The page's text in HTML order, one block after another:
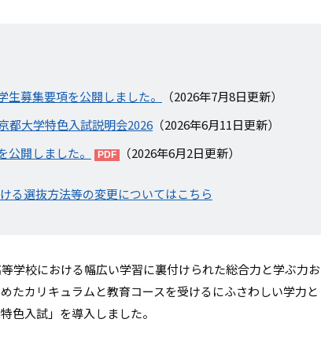
募集要項を公開しました。
（2026年7月8日更新）
都大学特色入試説明会2026 （2026年6月11日更新）
開しました。
（2026年6月2日更新）
る選抜方法等の変更についてはこちら
学校における幅広い学習に裏付けられた総合力と学ぶ力お
たカリキュラムと教育コースを受けるにふさわしい学力と
色入試」を導入しました。